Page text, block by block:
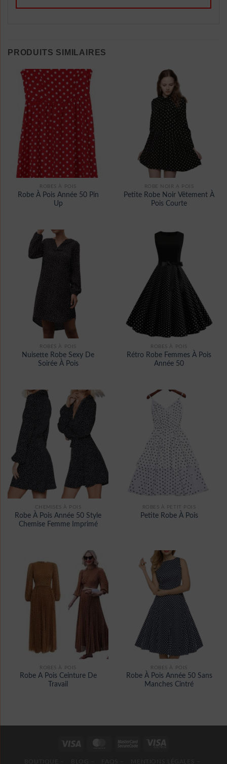
PRODUITS SIMILAIRES
ROBES À POIS
Robe À Pois Année 50 Pin
Up
ROBE NOIR A POIS
Petite Robe Noir Vêtement À
Pois Courte
ROBES À POIS
Nuisette Robe Sexy De
Soirée À Pois
ROBES À POIS
Rétro Robe Femmes À Pois
Année 50
CHEMISES À POIS
Robe À Pois Année 50 Style
Chemise Femme Imprimé
ROBES À PETIT POIS
Petite Robe À Pois
ROBES À POIS
Robe A Pois Ceinture De
Travail
ROBES À POIS
Robe À Pois Année 50 Sans
Manches Cintré